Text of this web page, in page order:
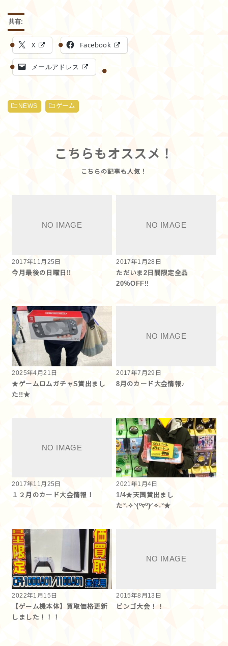
共有:
X Facebook
メールアドレス
NEWS ゲーム
こちらもオススメ！
2017年11月25日
今月最後の日曜日!!
2017年1月28日
ただいま2日間限定全品
20％OFF!!
2025年4月21日
★ゲームロムガチャS賞出まし
た!!★
2017年7月29日
8月のカード大会情報♪
2017年11月25日
１２月のカード大会情報！
2021年1月4日
1/4★天国賞出まし
た°˖✧◝(⁰▿⁰)◜✧˖°★
2022年1月15日
【ゲーム機本体】買取価格更新
しました！！！
2015年8月13日
ビンゴ大会！！